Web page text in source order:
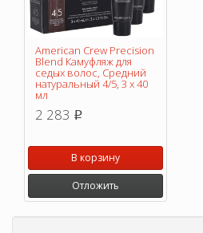
American Crew Precision
Blend Камуфляж для
седых волос, Средний
натуральный 4/5, 3 х 40
мл
2 283 p
В корзину
Отложить